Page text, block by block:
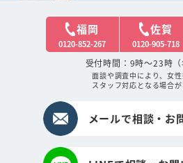
福岡
0120-852-267
佐賀
0120-905-718
受付時間：9時～23時（
面談や調査中により、女
スタッフ対応となる場合が
メールで相談・お